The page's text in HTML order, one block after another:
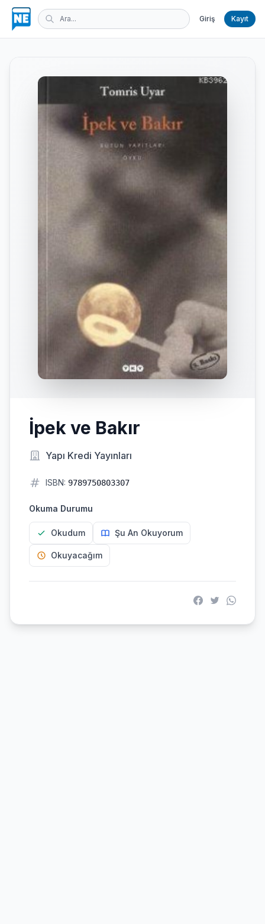
Giriş Kayıt
İpek ve Bakır
Yapı Kredi Yayınları
ISBN: 9789750803307
Okuma Durumu
Okudum Şu An Okuyorum
Okuyacağım